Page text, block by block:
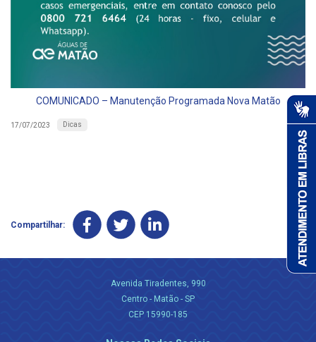
COMUNICADO – Manutenção Programada Nova Matão
17/07/2023 Dicas
Compartilhar:
Avenida Tiradentes, 990
Centro - Matão - SP
CEP 15990-185